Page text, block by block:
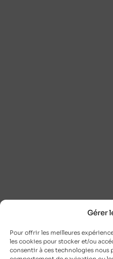
Gérer
Pour offrir les meilleures
les cookies pour stocker et/ou
consentir à ces technologies nous